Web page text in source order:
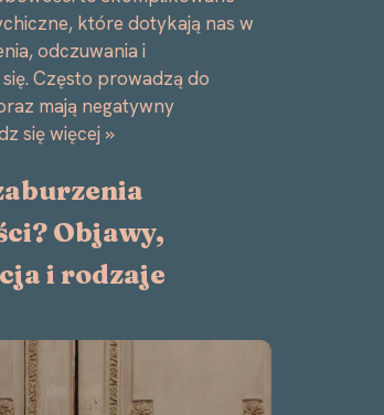
które dotykają nas w
odczuwania i
Często prowadzą do
mają negatywny
się więcej »
Objawy,
i rodzaje